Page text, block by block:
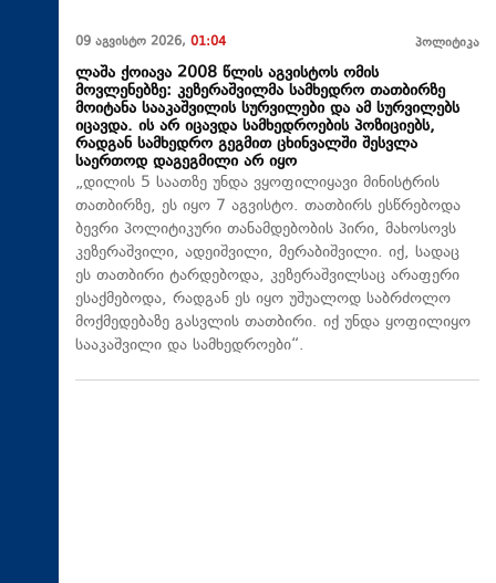
09 აგვისტო 2026, 01:04 პოლიტიკა
ლაშა ქოიავა 2008 წლის აგვისტოს ომის
მოვლენებზე: კეზერაშვილმა სამხედრო თათბირზე
მოიტანა სააკაშვილის სურვილები და ამ სურვილებს
იცავდა. ის არ იცავდა სამხედროების პოზიციებს,
რადგან სამხედრო გეგმით ცხინვალში შესვლა
საერთოდ დაგეგმილი არ იყო
„დილის 5 საათზე უნდა ვყოფილიყავი მინისტრის
თათბირზე, ეს იყო 7 აგვისტო. თათბირს ესწრებოდა
ბევრი პოლიტიკური თანამდებობის პირი, მახოსოვს
კეზერაშვილი, ადეიშვილი, მერაბიშვილი. იქ, სადაც
ეს თათბირი ტარდებოდა, კეზერაშვილსაც არაფერი
ესაქმებოდა, რადგან ეს იყო უშუალოდ საბრძოლო
მოქმედებაზე გასვლის თათბირი. იქ უნდა ყოფილიყო
სააკაშვილი და სამხედროები“.